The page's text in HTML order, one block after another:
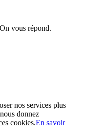
vous répond.
nos services plus
donnez
cookies.En savoir